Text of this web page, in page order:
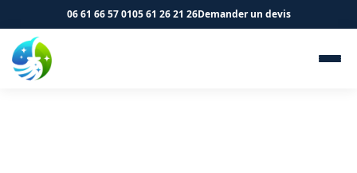
06 61 66 57 0105 61 26 21 26Demander un devis